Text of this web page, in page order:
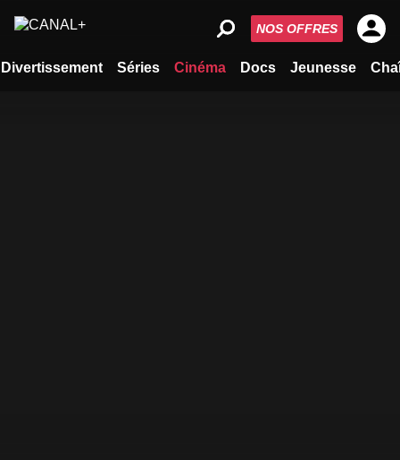
Divertissement Séries Cinéma Docs Jeunesse
NOS OFFRES